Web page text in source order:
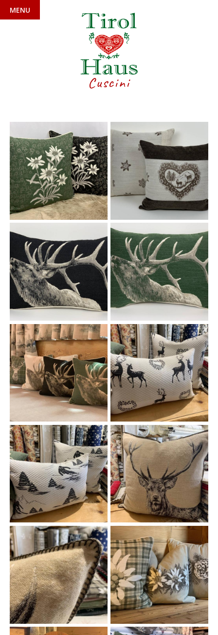
MENU
Cuscini